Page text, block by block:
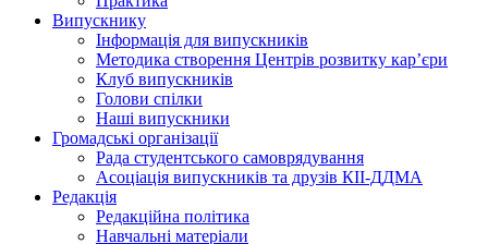
Випускнику
Інформація для випускників
Методика створення Центрів розвитку кар’єри
Клуб випускників
Голови спілки
Наші випускники
Громадські організації
Рада студентського самоврядування
Асоціація випускників та друзів КІІ-ДДМА
Редакція
Редакційна політика
Навчальні матеріали